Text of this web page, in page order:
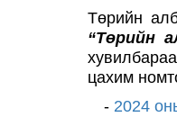
Төрийн
“Төрийн
цахим
- 2024